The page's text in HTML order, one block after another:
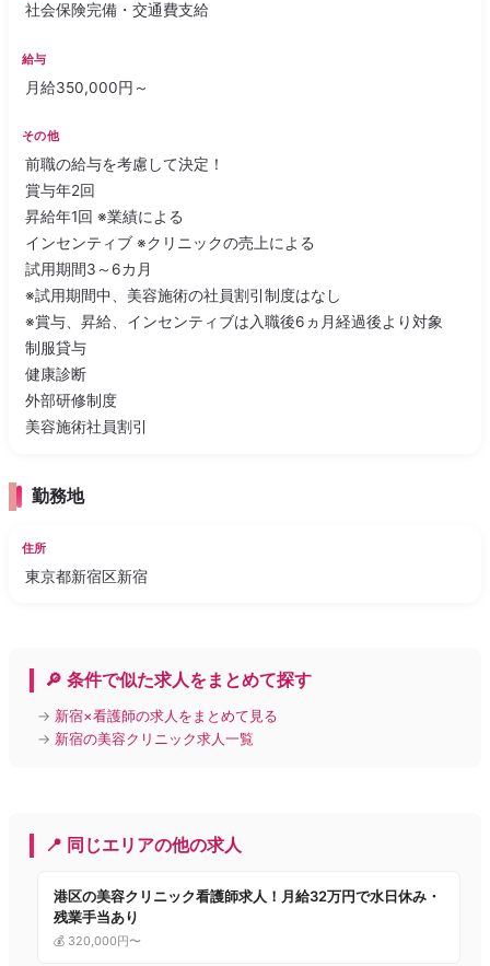
社会保険完備・交通費支給
給与
月給350,000円～
その他
前職の給与を考慮して決定！
賞与年2回
昇給年1回 ※業績による
インセンティブ ※クリニックの売上による
試用期間3～6カ月
※試用期間中、美容施術の社員割引制度はなし
※賞与、昇給、インセンティブは入職後6ヵ月経過後より対象
制服貸与
健康診断
外部研修制度
美容施術社員割引
勤務地
住所
東京都新宿区新宿
🔎 条件で似た求人をまとめて探す
→ 新宿×看護師の求人をまとめて見る
→ 新宿の美容クリニック求人一覧
📍 同じエリアの他の求人
港区の美容クリニック看護師求人！月給32万円で水日休み・
残業手当あり
💰 320,000円〜